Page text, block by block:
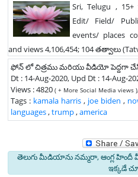
Sri, Telugu ,
Edit/ Field/
events/ places
and views 4,106,454; 104 తత్వాలు
ఫోన్ లో చిత్రము మరియు వీడియో పెద్దగా
Dt : 14-Aug-2020, Upd Dt : 14-Aug-
Views : 4820 ( + More Social Media views )
Tags : kamala harris, joe biden ,
languages ,trump ,america
తెలుగు మీడియాను నమ్మరా, ఆంగ్ల
ఇక్కడే